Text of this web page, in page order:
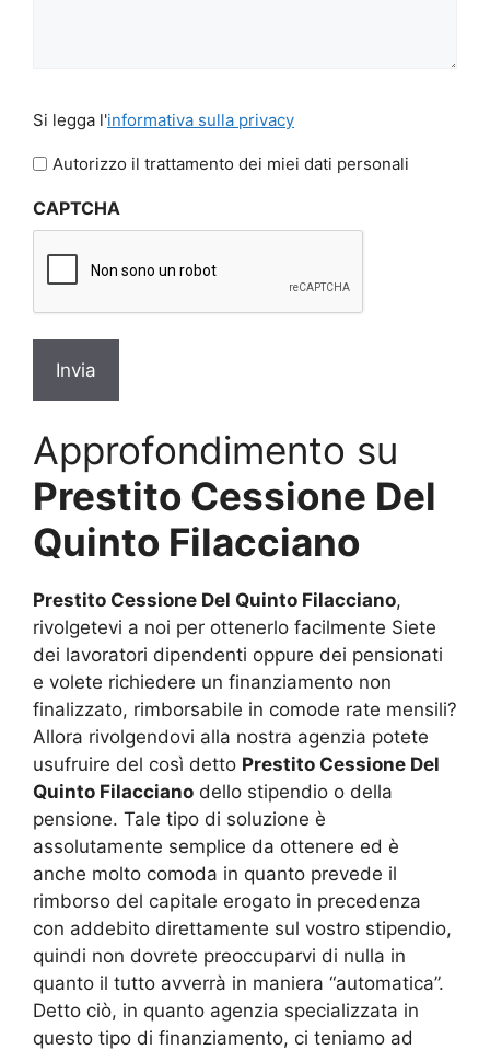
legga
l'informativa
privacy
Si legga l'informativa sulla privacy
Autorizzo il trattamento dei miei dati personali
CAPTCHA
Approfondimento su
Prestito Cessione Del
Quinto Filacciano
Prestito Cessione Del Quinto Filacciano,
rivolgetevi a noi per ottenerlo facilmente Siete
dei lavoratori dipendenti oppure dei pensionati
e volete richiedere un finanziamento non
finalizzato, rimborsabile in comode rate mensili?
Allora rivolgendovi alla nostra agenzia potete
usufruire del così detto Prestito Cessione Del
Quinto Filacciano dello stipendio o della
pensione. Tale tipo di soluzione è
assolutamente semplice da ottenere ed è
anche molto comoda in quanto prevede il
rimborso del capitale erogato in precedenza
con addebito direttamente sul vostro stipendio,
quindi non dovrete preoccuparvi di nulla in
quanto il tutto avverrà in maniera “automatica”.
Detto ciò, in quanto agenzia specializzata in
questo tipo di finanziamento, ci teniamo ad